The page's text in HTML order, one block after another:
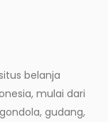
belanja
mulai dari
gudang,